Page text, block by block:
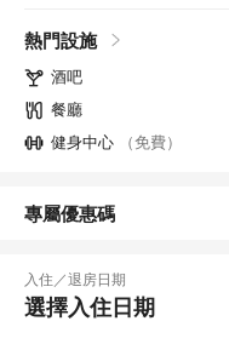
熱門設施
酒吧
餐廳
健身中心
（免費）
專屬優惠碼
入住／退房日期
選擇入住日期